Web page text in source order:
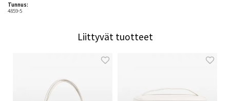
Tunnus:
4859-5
Liittyvät tuotteet